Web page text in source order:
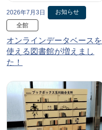
2026年7月3日
お知らせ
全館
オンラインデータベースを
使える図書館が増えまし
た！